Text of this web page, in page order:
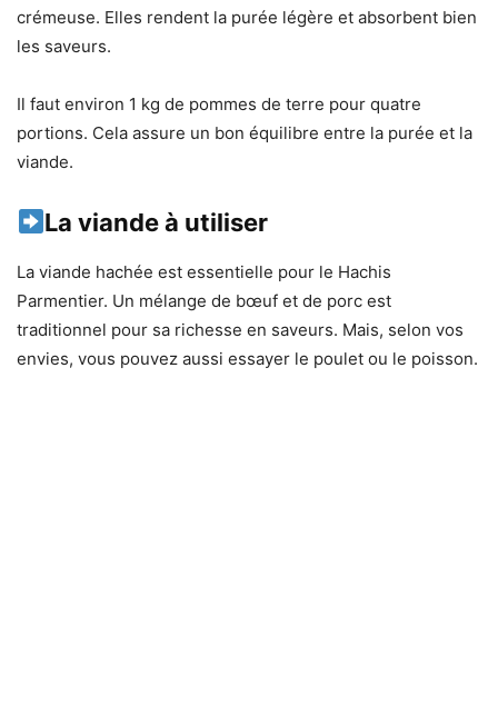
crémeuse. Elles rendent la purée légère et absorbent bien
les saveurs.
Il faut environ 1 kg de pommes de terre pour quatre
portions. Cela assure un bon équilibre entre la purée et la
viande.
La viande à utiliser
La viande hachée est essentielle pour le Hachis
Parmentier. Un mélange de bœuf et de porc est
traditionnel pour sa richesse en saveurs. Mais, selon vos
envies, vous pouvez aussi essayer le poulet ou le poisson.